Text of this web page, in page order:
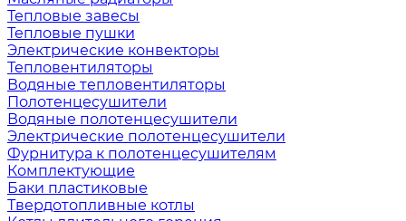
Тепловые завесы
Тепловые пушки
Электрические конвекторы
Тепловентиляторы
Водяные тепловентиляторы
Полотенцесушители
Водяные полотенцесушители
Электрические полотенцесушители
Фурнитура к полотенцесушителям
Комплектующие
Баки пластиковые
Твердотопливные котлы